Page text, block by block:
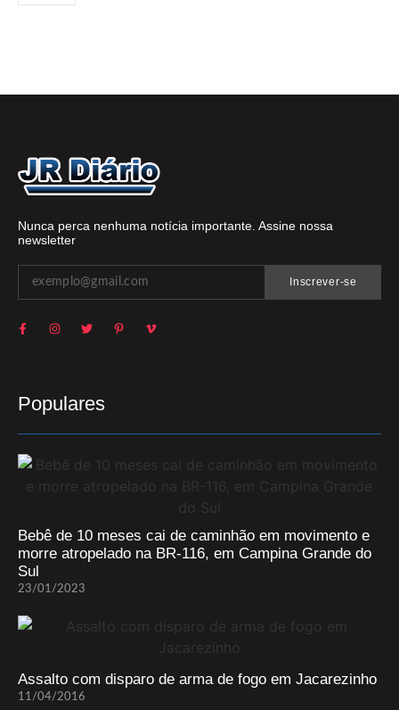
Nunca perca nenhuma notícia importante. Assine nossa
newsletter
Inscrever-se
Populares
Bebê de 10 meses cai de caminhão em movimento e
morre atropelado na BR-116, em Campina Grande do
Sul
23/01/2023
Assalto com disparo de arma de fogo em Jacarezinho
11/04/2016